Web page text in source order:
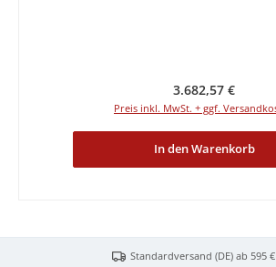
Regulärer Preis:
3.682,57 €
Preis inkl. MwSt. + ggf.
In den Warenkorb
Standardversand (DE) ab 595